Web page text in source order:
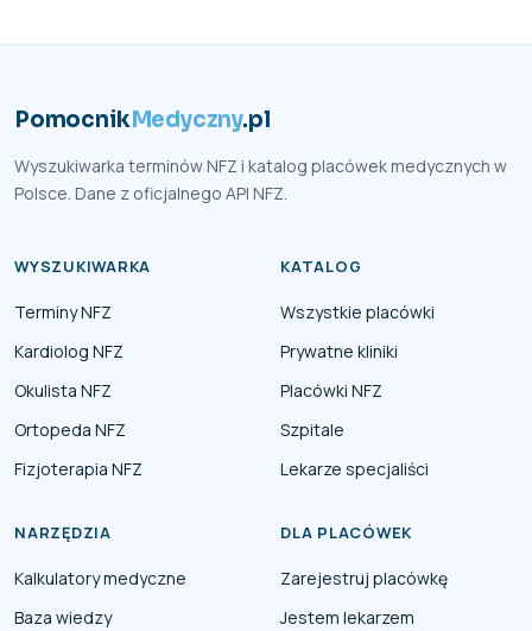
PomocnikMedyczny.pl
Wyszukiwarka terminów NFZ i katalog placówek medycznych w
Polsce. Dane z oficjalnego API NFZ.
WYSZUKIWARKA
Terminy NFZ
Kardiolog NFZ
Okulista NFZ
Ortopeda NFZ
Fizjoterapia NFZ
KATALOG
Wszystkie placówki
Prywatne kliniki
Placówki NFZ
Szpitale
Lekarze specjaliści
NARZĘDZIA
Kalkulatory medyczne
Baza wiedzy
DLA PLACÓWEK
Zarejestruj placówkę
Jestem lekarzem